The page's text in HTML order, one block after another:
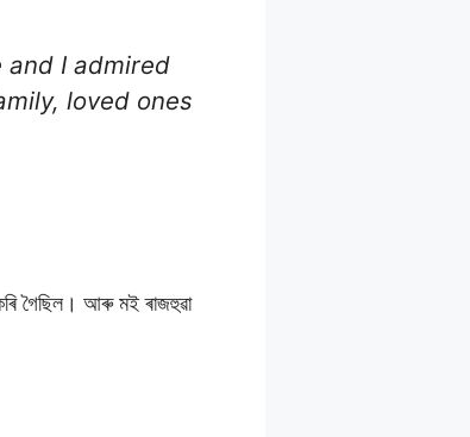
and I admired
loved ones
গৈছিল। আৰু মই ৰাজহুৱা